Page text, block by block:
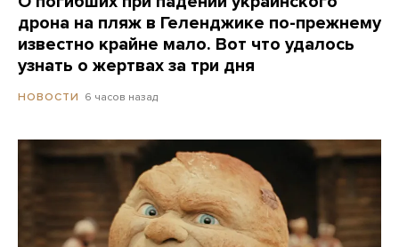
дрона на пляж в Геленджике по-прежнему
известно крайне мало. Вот что удалось
узнать о жертвах за три дня
НОВОСТИ 6 часов назад